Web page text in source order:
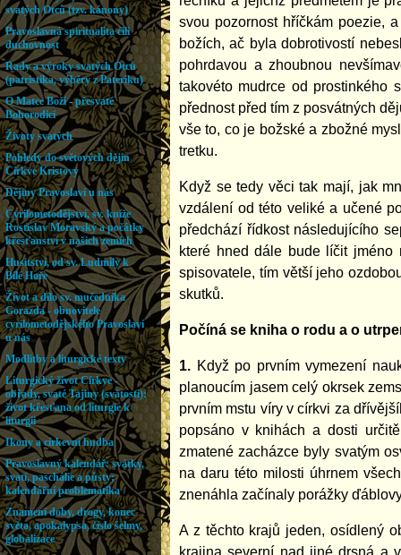
svou pozornost hříčkám poezie,
božích, ač byla dobrotivostí
pohrdavou a zhoubnou
takovéto mudrce od prostinkého
přednost před tím z posvátných
vše to, co je božské a zbožné
tretku.
Když se tedy věci tak mají, jak
vzdálení od této veliké a učené
předchází řídkost následujícího
které hned dále bude líčit jméno
spisovatele, tím větší jeho
skutků.
Počíná se kniha o rodu a o
1. Když po prvním vymezení
planoucím jasem celý okrsek
prvním mstu víry v církvi za
popsáno v knihách a dosti
zmatené zacházce byly svatým
na daru této milosti úhrnem
znenáhla začínaly porážky
A z těchto krajů jeden, osídlený
krajina severní nad jiné drsná a